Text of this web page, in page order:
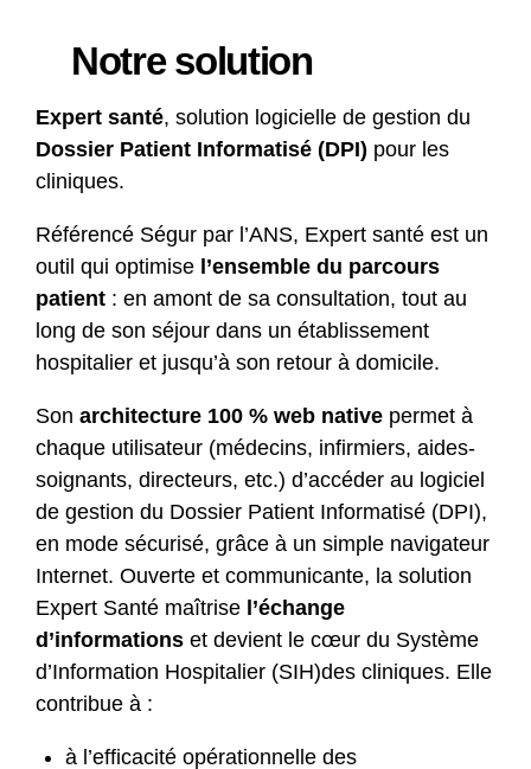
Notre solution
Expert santé, solution logicielle de gestion du
Dossier Patient Informatisé (DPI) pour les
cliniques.
Référencé Ségur par l’ANS, Expert santé est un
outil qui optimise l’ensemble du parcours
patient : en amont de sa consultation, tout au
long de son séjour dans un établissement
hospitalier et jusqu’à son retour à domicile.
Son architecture 100 % web native permet à
chaque utilisateur (médecins, infirmiers, aides-
soignants, directeurs, etc.) d’accéder au logiciel
de gestion du Dossier Patient Informatisé (DPI),
en mode sécurisé, grâce à un simple navigateur
Internet. Ouverte et communicante, la solution
Expert Santé maîtrise l’échange
d’informations et devient le cœur du Système
d’Information Hospitalier (SIH)des cliniques. Elle
contribue à :
à l’efficacité opérationnelle des